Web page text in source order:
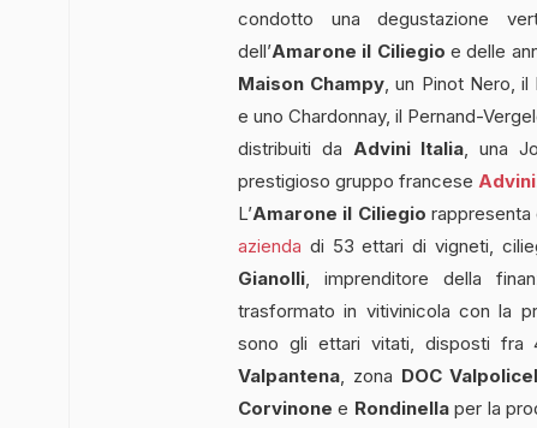
condotto una degustazione
dell’Amarone il Ciliegio e delle
Maison Champy, un Pinot Nero, il
e uno Chardonnay, il Pernand-
distribuiti da Advini Italia, una
prestigioso gruppo francese Advini
L’Amarone il Ciliegio rappresenta
azienda di 53 ettari di vigneti,
Gianolli, imprenditore della
trasformato in vitivinicola con la
sono gli ettari vitati, disposti fra
Valpantena, zona DOC
Corvinone e Rondinellaper la